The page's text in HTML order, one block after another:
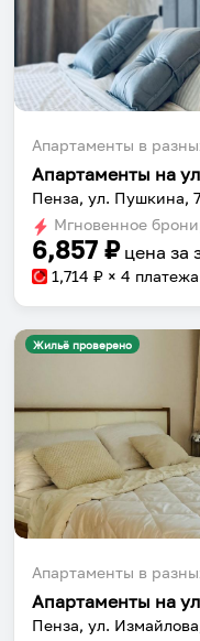
Апартаменты в
Апартаменты на
Пенза, ул. Пушкина, 7
Мгновенное
6,857 ₽ цена за
1,714 ₽ × 4 платежа
Жильё проверено
Апартаменты в
Апартаменты на
Пенза, ул.